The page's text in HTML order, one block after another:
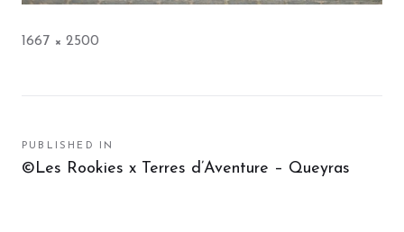
Full
1667 × 2500
Navigation
de
PUBLISHED IN
©Les Rookies x Terres d’Aventure – Queyras